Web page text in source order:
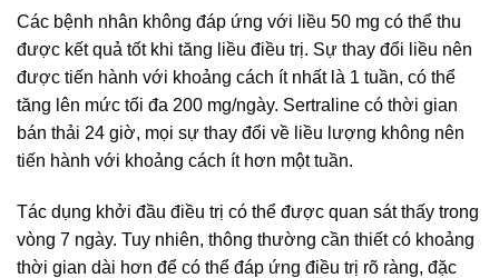
Các bệnh nhân không đáp ứng với liều 50 mg có thể thu
được kết quả tốt khi tăng liều điều trị. Sự thay đổi liều nên
được tiến hành với khoảng cách ít nhất là 1 tuần, có thể
tăng lên mức tối đa 200 mg/ngày. Sertraline có thời gian
bán thải 24 giờ, mọi sự thay đổi về liều lượng không nên
tiến hành với khoảng cách ít hơn một tuần.
Tác dụng khởi đầu điều trị có thể được quan sát thấy trong
vòng 7 ngày. Tuy nhiên, thông thường cần thiết có khoảng
thời gian dài hơn để có thể đáp ứng điều trị rõ ràng, đặc